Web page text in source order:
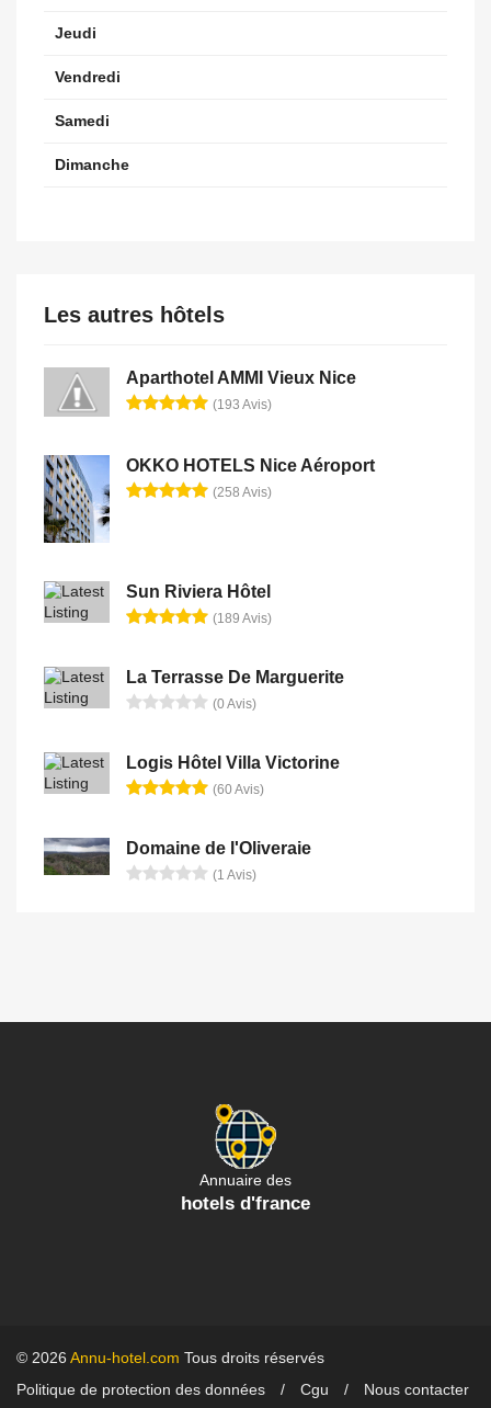
Jeudi
Vendredi
Samedi
Dimanche
Les autres hôtels
Aparthotel AMMI Vieux Nice
(193 Avis)
OKKO HOTELS Nice Aéroport
(258 Avis)
Sun Riviera Hôtel
(189 Avis)
La Terrasse De Marguerite
(0 Avis)
Logis Hôtel Villa Victorine
(60 Avis)
Domaine de l'Oliveraie
(1 Avis)
Annuaire des
hotels d'france
© 2026 Annu-hotel.com Tous droits réservés
Politique de protection des données
Cgu Nous contacter